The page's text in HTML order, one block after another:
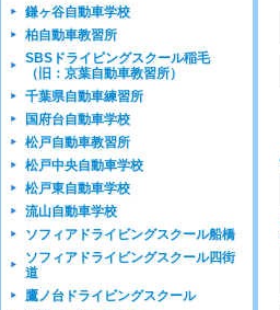
鎌ヶ谷自動車学校
柏自動車教習所
SBSドライビングスクール稲毛
（旧：京葉自動車教習所）
千葉県自動車練習所
国府台自動車学校
松戸自動車教習所
松戸中央自動車学校
松戸東自動車学校
流山自動車学校
ソフィアドライビングスクール船橋
ソフィアドライビングスクール四街
道
鷹ノ台ドライビングスクール